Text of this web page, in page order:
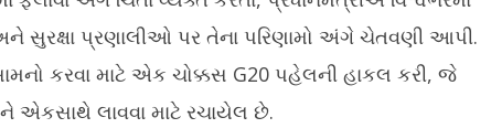
સુરક્ષા પ્રણાલીઓ પર તેના પરિણામો અંગે ચેતવણી આપી.
કરવા માટે એક ચોક્કસ G20 પહેલની હાકલ કરી, જે
એકસાથે લાવવા માટે રચાયેલ છે.